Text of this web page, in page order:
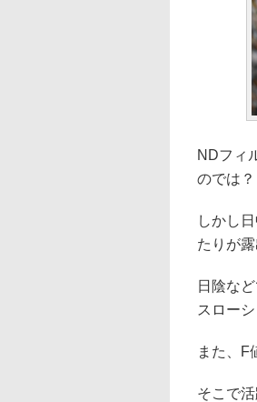
NDフィ
のでは
しかし
たりが露
日陰な
スロー
また、F
そこで